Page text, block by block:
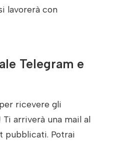
lavorerà con
Telegram e
per ricevere gli
arriverà una mail al
pubblicati. Potrai